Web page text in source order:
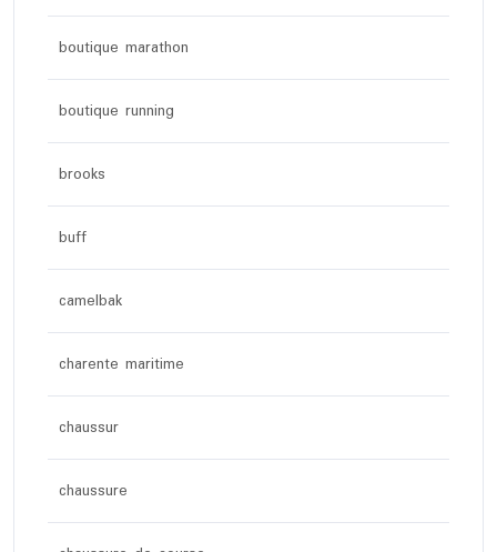
boutique marathon
boutique running
brooks
buff
camelbak
charente maritime
chaussur
chaussure